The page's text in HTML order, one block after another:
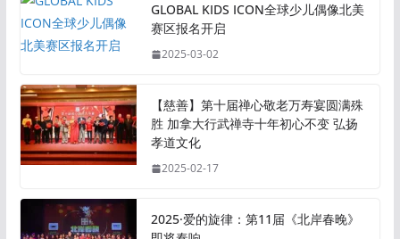
GLOBAL KIDS ICON全球少儿偶像北美
赛区报名开启
2025-03-02
【慈善】第十届禅心敬老万寿宴圆满殊
胜 加拿大行武禅寺十年初心不变 弘扬
孝道文化
2025-02-17
2025·爱的旋律：第11届《北岸春晚》